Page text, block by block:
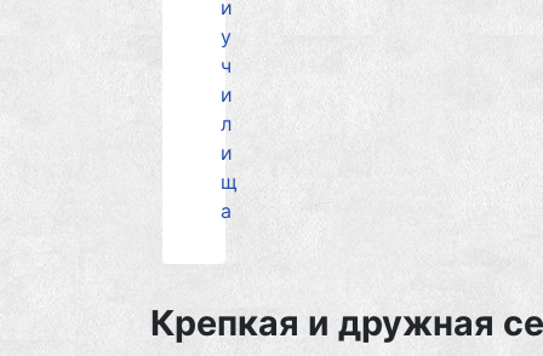
и
у
ч
и
л
и
щ
а
Крепкая и дружная